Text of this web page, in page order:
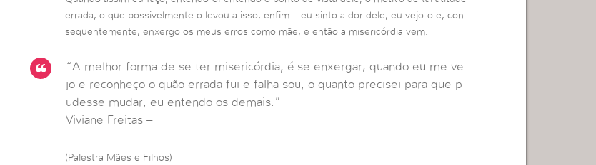
errada, o que possivelmente o levou a isso, enfim… eu sinto a dor dele, eu vejo-o e, con
sequentemente, enxergo os meus erros como mãe, e então a misericórdia vem.
“A melhor forma de se ter misericórdia, é se enxergar; quando eu me ve
jo e reconheço o quão errada fui e falha sou, o quanto precisei para que p
udesse mudar, eu entendo os demais.”
Viviane Freitas –
(Palestra Mães e Filhos)